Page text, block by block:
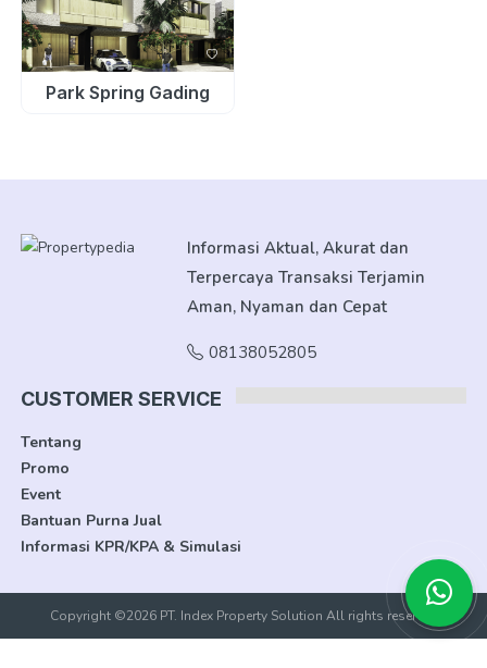
Park Spring Gading
Informasi Aktual, Akurat dan
Terpercaya Transaksi Terjamin
Aman, Nyaman dan Cepat
08138052805
CUSTOMER SERVICE
Tentang
Promo
Event
Bantuan Purna Jual
Informasi KPR/KPA & Simulasi
Copyright ©2026 PT. Index Property Solution All rights reserved